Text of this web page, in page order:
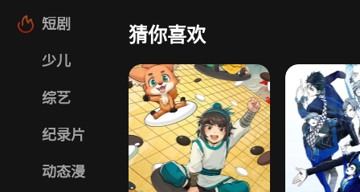
短剧
少儿
综艺
纪录片
动态漫
猜你喜欢